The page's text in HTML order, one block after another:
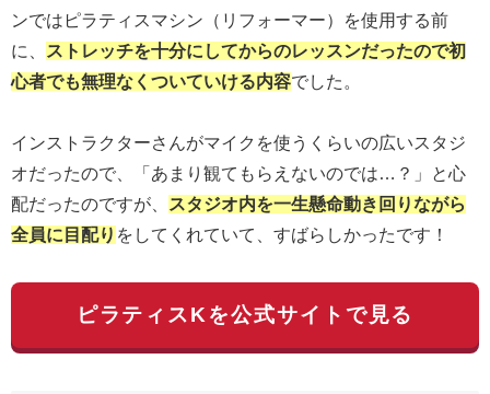
ンではピラティスマシン（リフォーマー）を使用する前
に、
ストレッチを十分にしてからのレッスンだったので初
心者でも無理なくついていける内容でした。
インストラクターさんがマイクを使うくらいの広いスタジ
オだったので、「あまり観てもらえないのでは…？」と心
配だったのですが、
スタジオ内を一生懸命動き回りながら
全員に目配り をしてくれていて、すばらしかったです！
ピラティスKを公式サイトで見る